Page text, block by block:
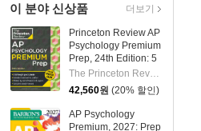
이 분야 신상품
Princeton Review AP
Psychology Premium
Prep, 24th Edition: 5
Practice Tests +
Digital Practice
Online + Content
Review
42,560원 (20% 할인)
AP Psychology
Premium, 2027: Prep
더보기